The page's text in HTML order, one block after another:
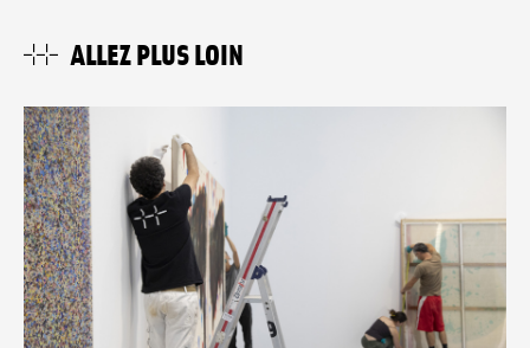
ALLEZ PLUS LOIN